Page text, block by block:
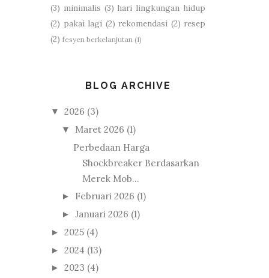
(3) minimalis (3) hari lingkungan hidup
(2) pakai lagi (2) rekomendasi (2) resep
(2) fesyen berkelanjutan (1)
BLOG ARCHIVE
▼ 2026 (3)
▼ Maret 2026 (1)
Perbedaan Harga
Shockbreaker Berdasarkan
Merek Mob...
► Februari 2026 (1)
► Januari 2026 (1)
► 2025 (4)
► 2024 (13)
► 2023 (4)